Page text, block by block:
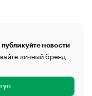
новости
личный бренд